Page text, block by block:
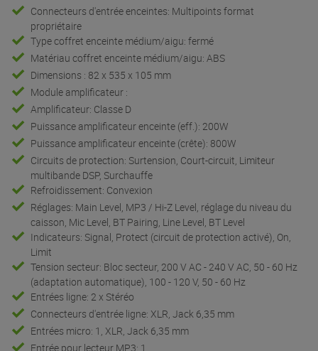
Connecteurs d'entrée enceintes: Multipoints format
propriétaire
Type coffret enceinte médium/aigu: fermé
Matériau coffret enceinte médium/aigu: ABS
Dimensions : 82 x 535 x 105 mm
Module amplificateur :
Amplificateur: Classe D
Puissance amplificateur enceinte (eff.): 200W
Puissance amplificateur enceinte (crête): 800W
Circuits de protection: Surtension, Court-circuit, Limiteur
multibande DSP, Surchauffe
Refroidissement: Convexion
Réglages: Main Level, MP3 / Hi-Z Level, réglage du niveau du
caisson, Mic Level, BT Pairing, Line Level, BT Level
Indicateurs: Signal, Protect (circuit de protection activé), On,
Limit
Tension secteur: Bloc secteur, 200 V AC - 240 V AC, 50 - 60 Hz
(adaptation automatique), 100 - 120 V, 50 - 60 Hz
Entrées ligne: 2 x Stéréo
Connecteurs d'entrée ligne: XLR, Jack 6,35 mm
Entrées micro: 1, XLR, Jack 6,35 mm
Entrée pour lecteur MP3: 1